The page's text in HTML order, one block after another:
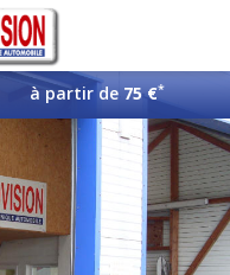
à partir de75 €*